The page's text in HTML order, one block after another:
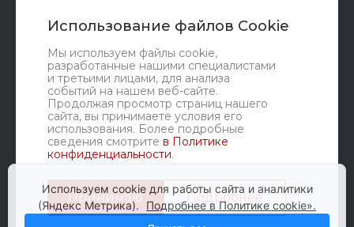
Использование файлов Cookie
Мы используем файлы cookie,
разработанные нашими специалистами
и третьими лицами, для анализа
событий на нашем веб-сайте.
Продолжая просмотр страниц нашего
сайта, вы принимаете условия его
использования. Более подробные
сведения смотрите в Политике
конфиденциальности.
Принимаю Подробнее
Мы в соц. сетях
Используем cookie для работы сайта и аналитики
(Яндекс Метрика). Подробнее в Политике cookie».